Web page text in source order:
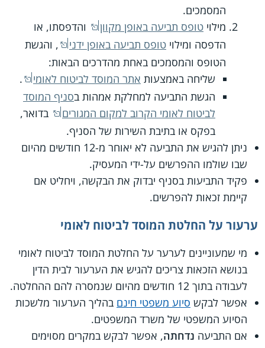
המסמכים.
מילוי טופס תביעה באופן מקוון
והדפסתו, או
הדפסה ומילוי טופס תביעה באופן ידני
, והגשת
הטופס והמסמכים באחת מהדרכים הבאות:
שליחה באמצעות אתר המוסד לביטוח לאומי
.
הגשת התביעה למחלקת אמהות בסניף המוסד
לביטוח לאומי הקרוב למקום המגורים
בדואר,
בפקס או בתיבת השירות של הסניף.
ניתן להגיש את התביעה לא יאוחר מ-12 חודשים מהיום
שבו שולמו ההפרשים על-ידי המעסיק.
פקיד התביעות בסניף יבדוק את הבקשה, ויחליט אם
קיימת זכאות להפרשים.
ערעור על החלטת המוסד לביטוח לאומי
מי שמעוניינים לערער על החלטת המוסד לביטוח לאומי
בנושא הזכאות צריכים להגיש את הערעור לבית הדין
לעבודה בתוך 12 חודשים מהיום שנמסרה להם ההחלטה.
אפשר לבקש סיוע משפטי חינם בהליך הערעור מלשכות
הסיוע המשפטי של משרד המשפטים.
אם התביעה נדחתה, אפשר לבקש במקרים מסוימים